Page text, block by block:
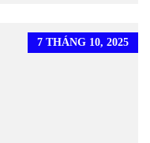
7 THÁNG 10, 2025